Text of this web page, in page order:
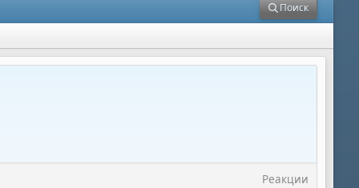
Поиск
Реакции